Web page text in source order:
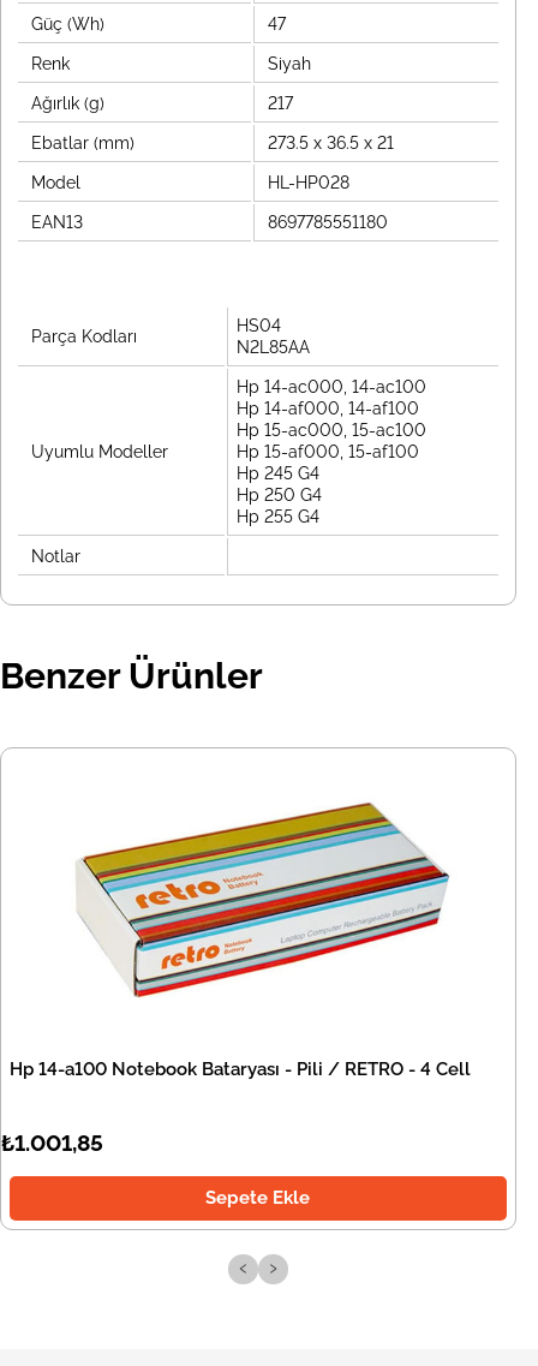
Güç (Wh) 47
Renk Siyah
Ağırlık (g) 217
Ebatlar (mm) 273.5 x 36.5 x 21
Model HL-HP028
EAN13 8697785551180
Parça Kodları
HS04
N2L85AA
Uyumlu Modeller
Hp 14-ac000, 14-ac100
Hp 14-af000, 14-af100
Hp 15-ac000, 15-ac100
Hp 15-af000, 15-af100
Hp 245 G4
Hp 250 G4
Hp 255 G4
Notlar
Benzer Ürünler
Hp 14-a100 Notebook Bataryası - Pili / RETRO - 4 Cell
₺1.001,85
Sepete Ekle
‹ ›